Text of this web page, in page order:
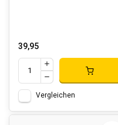
39,95
Vergleichen